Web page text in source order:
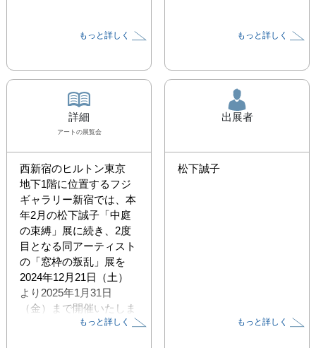
もっと詳しく もっと詳しく
詳細
アート の展覧会
西新宿のヒルトン東京
地下1階に位置するフジ
ギャラリー新宿では、本
年2月の松下誠子「中庭
の束縛」展に続き、2度
目となる同アーティスト
の「窓枠の叛乱」展を
2024年12月21日（土）
より2025年1月31日
（金）まで開催いたしま
す。「中庭の束縛」展は
もっと詳しく
出展者
松下誠子
もっと詳しく